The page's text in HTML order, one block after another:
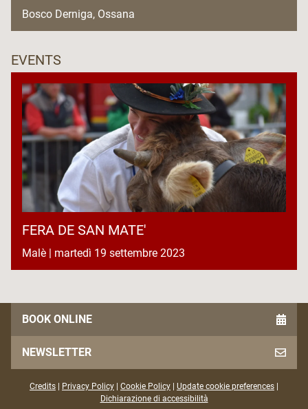
Bosco Derniga, Ossana
EVENTS
FERA DE SAN MATE'
Malè | martedì 19 settembre 2023
BOOK ONLINE
NEWSLETTER
Credits Privacy Policy Cookie Policy Update cookie preferences
Dichiarazione di accessibilità